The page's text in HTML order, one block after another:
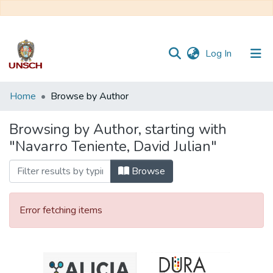
Log In (current)
Communities
Collections
All of DSpace
Home Browse by Author
Browsing by Author, starting with
"Navarro Teniente, David Julian"
Browse
Error fetching items